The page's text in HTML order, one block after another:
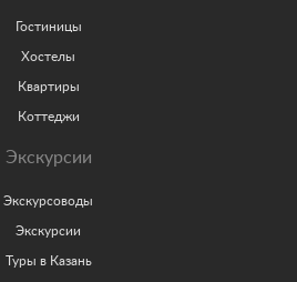
Гостиницы
Хостелы
Квартиры
Коттеджи
Экскурсии
Экскурсоводы
Экскурсии
Туры в Казань